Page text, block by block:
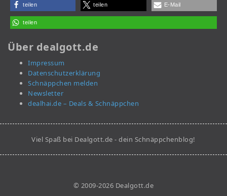
teilen teilen E-Mail
teilen
Über dealgott.de
Impressum
Datenschutzerklärung
Schnäppchen melden
Newsletter
dealhai.de – Deals & Schnäppchen
Viel Spaß bei Dealgott.de - dein Schnäppchenblog!
© 2009-2026 Dealgott.de